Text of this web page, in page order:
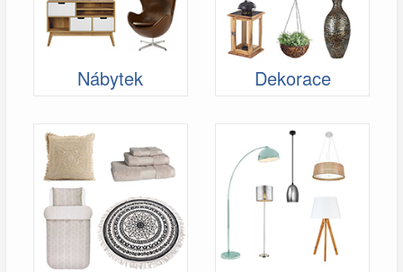
Nábytek Dekorace